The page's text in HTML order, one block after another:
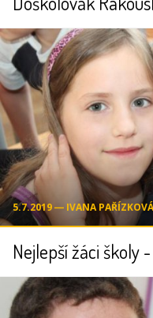
5.7.2019 ― IVANA PAŘÍZKOVÁ
Nejlepší žáci školy -